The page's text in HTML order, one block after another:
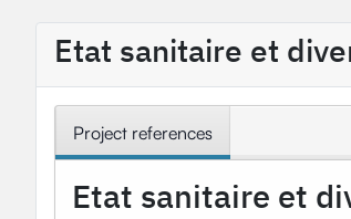
Etat sanitaire et
Project references
Etat sanitaire et